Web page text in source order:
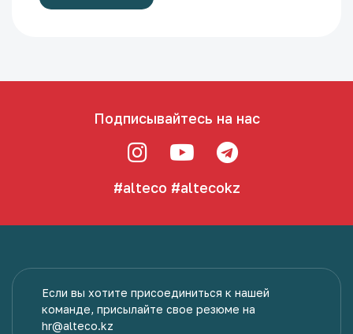
Подписывайтесь на нас
#alteco #altecokz
Если вы хотите присоединиться к нашей
команде, присылайте свое резюме на
hr@alteco.kz